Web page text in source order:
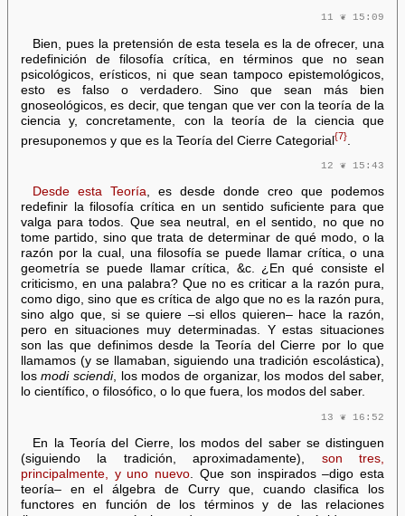
11 ❦ 15:09
Bien, pues la pretensión de esta tesela es la de ofrecer, una
redefinición de filosofía crítica, en términos que no sean
psicológicos, erísticos, ni que sean tampoco epistemológicos,
esto es falso o verdadero. Sino que sean más bien
gnoseológicos, es decir, que tengan que ver con la teoría de la
ciencia y, concretamente, con la teoría de la ciencia que
presuponemos y que es la Teoría del Cierre Categorial{7}.
12 ❦ 15:43
Desde esta Teoría, es desde donde creo que podemos
redefinir la filosofía crítica en un sentido suficiente para que
valga para todos. Que sea neutral, en el sentido, no que no
tome partido, sino que trata de determinar de qué modo, o la
razón por la cual, una filosofía se puede llamar crítica, o una
geometría se puede llamar crítica, &c. ¿En qué consiste el
criticismo, en una palabra? Que no es criticar a la razón pura,
como digo, sino que es crítica de algo que no es la razón pura,
sino algo que, si se quiere –si ellos quieren– hace la razón,
pero en situaciones muy determinadas. Y estas situaciones
son las que definimos desde la Teoría del Cierre por lo que
llamamos (y se llamaban, siguiendo una tradición escolástica),
losmodi sciendi, los modos de organizar, los modos del saber,
lo científico, o filosófico, o lo que fuera, los modos del saber.
13 ❦ 16:52
En la Teoría del Cierre, los modos del saber se distinguen
(siguiendo la tradición, aproximadamente), son tres,
principalmente, y uno nuevo. Que son inspirados –digo esta
teoría– en el álgebra de Curry que, cuando clasifica los
functores en función de los términos y de las relaciones